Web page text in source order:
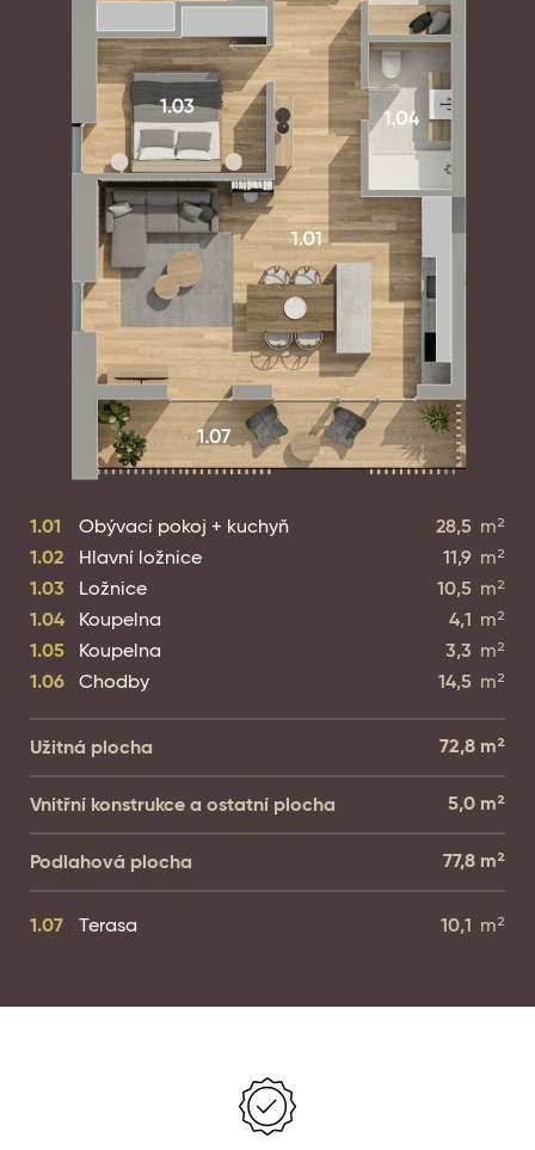
1.01 Obývací pokoj + kuchyň 28,5 m²
1.02
Hlavní ložnice 11,9 m²
1.03
Ložnice 10,5 m²
1.04
Koupelna 4,1
m²
1.05
Koupelna 3,3 m²
1.06
Chodby 14,5 m²
Užitná plocha 72,8 m²
Vnitřní konstrukce a ostatní plocha 5,0 m²
Podlahová plocha 77,8 m²
1.07 Terasa 10,1 m²